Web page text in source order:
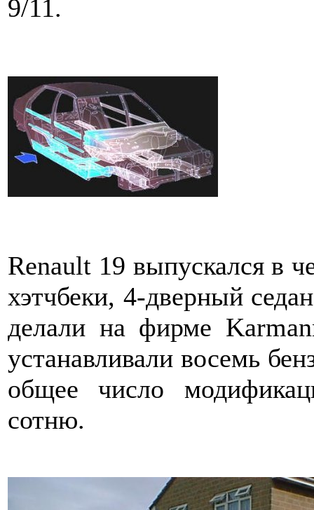
9/11.
Renault 19 выпускался в
хэтчбеки, 4-дверный
делали на фирме
устанавливали восемь
общее число
сотню.